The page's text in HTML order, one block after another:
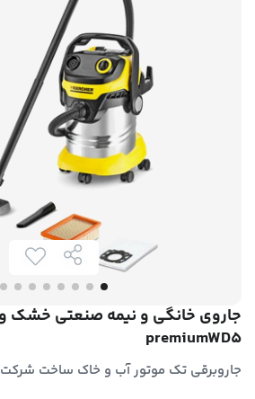
premiumWD5
جاروبرقی تک موتور آب و خاک ساخت شرکت kaercher آلمان